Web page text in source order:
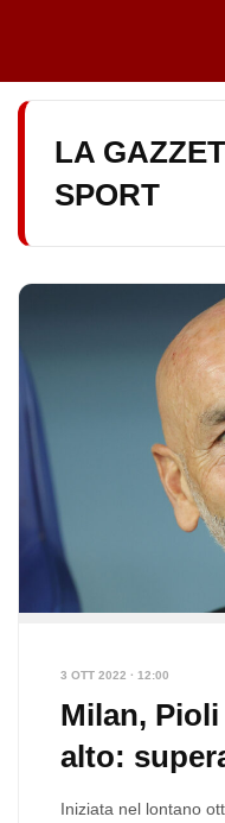
contenuto
LA
SPORT
3 OTT 2022 · 12:00
Milan,
alto:
Iniziata nel lontano